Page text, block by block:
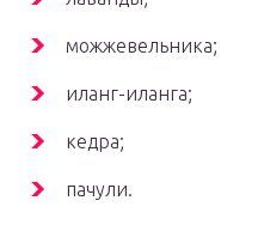
можжевельника;
иланг-иланга;
кедра;
пачули.